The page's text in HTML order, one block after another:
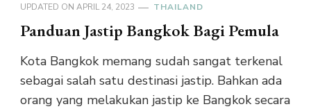
UPDATED ON APRIL 24, 2023 THAILAND
Panduan Jastip Bangkok Bagi Pemula
Kota Bangkok memang sudah sangat terkenal
sebagai salah satu destinasi jastip. Bahkan ada
orang yang melakukan jastip ke Bangkok secara